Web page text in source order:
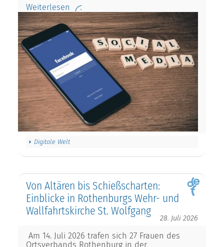
Weiterlesen
Digitale Welt
Von Altären bis Schießscharten:
Einblicke in Rothenburgs Wehr- und
Wallfahrtskirche St. Wolfgang
28. Juli 2026
Am 14. Juli 2026 trafen sich 27 Frauen des
Ortsverbands Rothenburg in der